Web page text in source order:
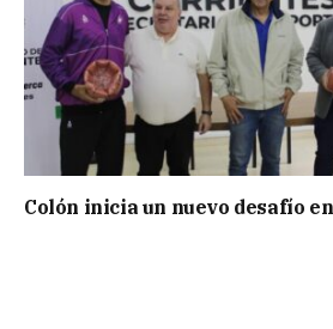
Colón inicia un nuevo desafío